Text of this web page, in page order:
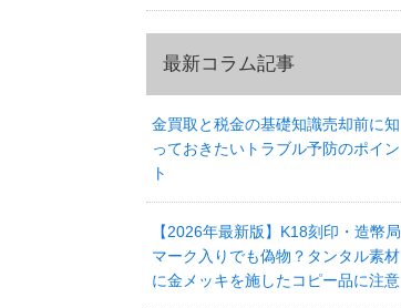
最新コラム記事
金買取と税金の基礎知識売却前に知
っておきたいトラブル予防のポイン
ト
【2026年最新版】K18刻印・造幣局
マーク入りでも偽物？タンタル素材
に金メッキを施したコピー品に注意